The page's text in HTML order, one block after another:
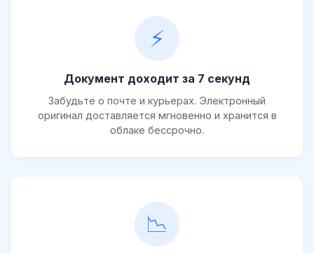
⚡
Документ доходит за 7 секунд
Забудьте о почте и курьерах. Электронный
оригинал доставляется мгновенно и хранится в
облаке бессрочно.
📉